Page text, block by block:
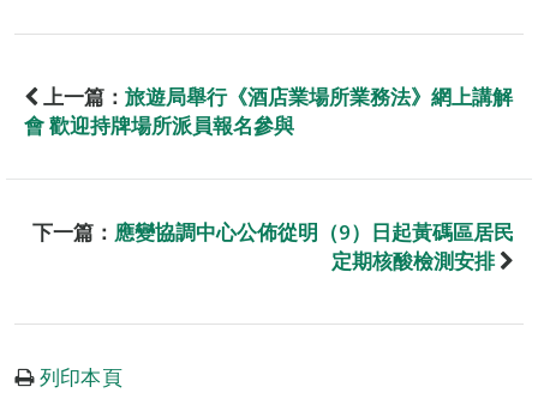
上一篇： 旅遊局舉行《酒店業場所業務法》網上講解
會 歡迎持牌場所派員報名參與
下一篇： 應變協調中心公佈從明（9）日起黃碼區居民
定期核酸檢測安排
列印本頁